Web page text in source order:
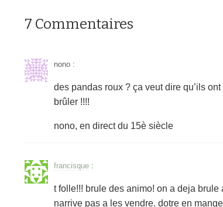
7 Commentaires
nono :
des pandas roux ? ça veut dire qu’ils
brûler !!!!
nono, en direct du 15è siècle
francisque :
t folle!!! brule des animo! on a deja
narrive pas a les vendre. dotre en